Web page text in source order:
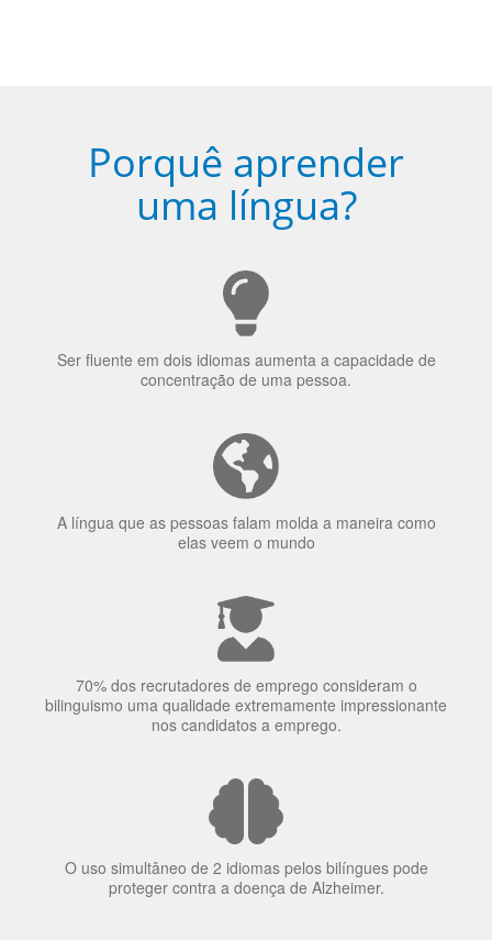
Porquê aprender
uma língua?
Ser fluente em dois idiomas aumenta a capacidade de
concentração de uma pessoa.
A língua que as pessoas falam molda a maneira como
elas veem o mundo
70% dos recrutadores de emprego consideram o
bilinguismo uma qualidade extremamente impressionante
nos candidatos a emprego.
O uso simultâneo de 2 idiomas pelos bilíngues pode
proteger contra a doença de Alzheimer.